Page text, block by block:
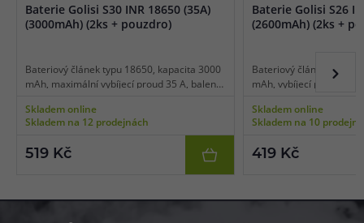
Baterie Golisi S30 INR 18650 (35A)
(3000mAh) (2ks + pouzdro)
Bateriový článek typu 18650, kapacita 3000
mAh, maximální vybíjecí proud 35 A, balení
vysokým teplotám, úložné pouzdro součástí,
vhodné pro nízkoodporový vaping.
Skladem online
Skladem na 12 prodejnách
519 Kč
Baterie Golisi S26
(2600mAh) (2ks +
Bateriový článek typu
mAh, vybíjecí proud 35
teplotám, úložné
pro nízkoodporový
Skladem online
Skladem na 10
419 Kč